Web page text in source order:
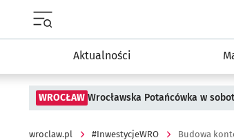
Aktualności
WROCŁAW Wrocławska Potańcówka w
wroclaw.pl #InwestycjeWRO